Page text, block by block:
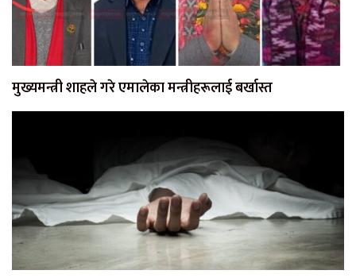
मुख्यमन्त्री शाहले गरे एमालेका मन्त्रीहरूलाई बर्खास्त